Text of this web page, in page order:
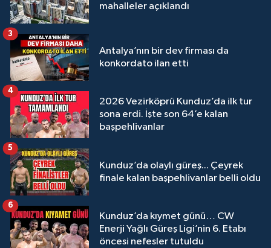
mahalleler açıklandı
Antalya’nın bir dev firması da
konkordato ilan etti
3
2026 Vezirköprü Kunduz’da ilk tur
sona erdi. İşte son 64’e kalan
başpehlivanlar
4
Kunduz’da olaylı güreş... Çeyrek
finale kalan başpehlivanlar belli oldu
5
Kunduz’da kıymet günü… CW
Enerji Yağlı Güreş Ligi’nin 6. Etabı
öncesi nefesler tutuldu
6